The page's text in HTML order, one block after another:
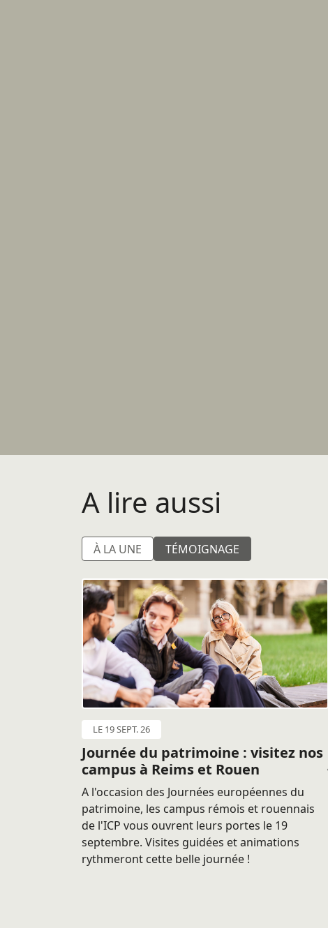
A lire aussi
À LA UNE TÉMOIGNAGE
LE 19 SEPT. 26
Journée du patrimoine : visitez nos
campus à Reims et Rouen
A l'occasion des Journées européennes du
patrimoine, les campus rémois et rouennais
de l'ICP vous ouvrent leurs portes le 19
septembre. Visites guidées et animations
rythmeront cette belle journée !